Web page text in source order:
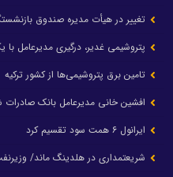
تغییر در هیأت مدیره صندوق
پتروشیمی غدیر، درگیری مدیرعامل با
تامین برق پتروشیمی‌ها از کشور ترکیه
افشین خانی مدیرعامل بانک صادرات
ایرانول ۶ همت سود تقسیم کرد
شریعتمداری در هلدینگ ماند/